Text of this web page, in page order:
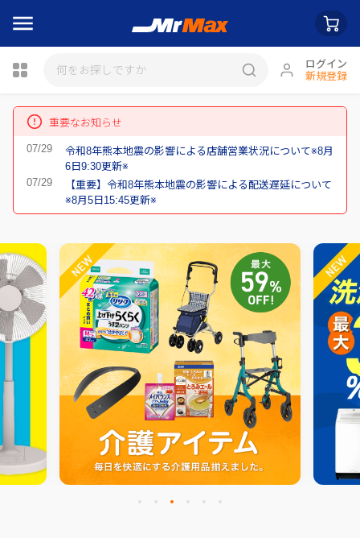
ログイン
新規登録
瓶詰
重要なお知らせ
令和8年熊本地震の影響による店舗営業状況について※8月
6日9:30更新※
【重要】令和8年熊本地震の影響による配送遅延について
※8月5日15:45更新※